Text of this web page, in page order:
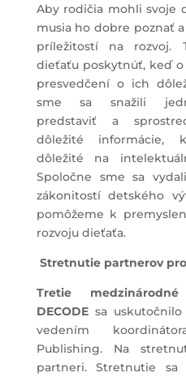
Aby rodičia mohli svoje
musia ho dobre poznať
príležitostí na rozvoj.
dieťaťu poskytnúť, keď
presvedčení o ich
sme sa snažili
predstaviť a
dôležité informácie,
dôležité na
Spoločne sme sa
zákonitostí detského
pomôžeme k
rozvoju dieťaťa.
Stretnutie partnerov
Tretie
DECODEsa
vedením
Publishing. Na
partneri. Stretnutie sa